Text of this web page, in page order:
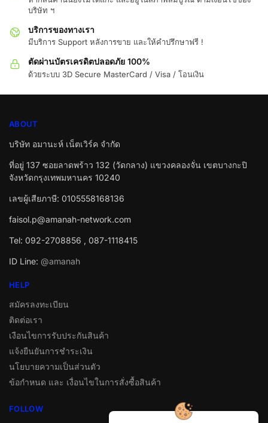
บริษัท ฯ
บริการของทางเรา
มีบริการ Support หลังการขาย และให้คำปรึกษาฟรี !
ตัดผ่านบัตรเครดิตปลอดภัย 100%
ด้วยระบบ 3D Secure MasterCard / Visa / โอนเงิน
ABOUT
บริษัท อมานะห์ เน็ตเวิร์ค จำกัด
ที่อยู่ 137 ซอยลาดพร้าว 132 (วัดกลาง) แขวงคลองจั่น เขตบางกะปิ
จังหวัดกรุงเทพมหานคร 10240
เลขผู้เสียภาษี: 0105558168136
faisol.p@amanah-network.com
Tel: 092-2708856 , 087-1118415
ID Line: @amanah
HELP
สมัครลงทะเบียน
ติดต่อเรา
เงือนไขการรับประกันสินค้า
แจ้งยืนยันการชำระเงิน
นโยบายความเป็นส่วนตัว
ข้อกำหนด และ เงื่อนไขในการสั่งซื้อสินค้า
FOLLOW